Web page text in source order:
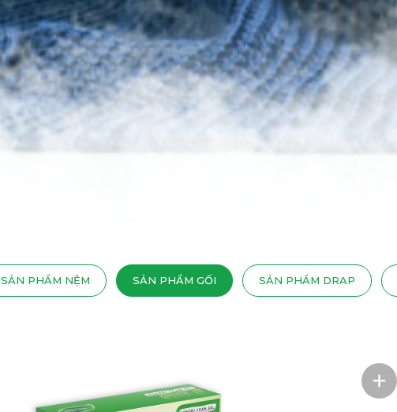
SẢN PHẨM NỆM SẢN PHẨM GỐI SẢN PHẨM DRAP